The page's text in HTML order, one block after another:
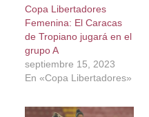
Copa Libertadores
Femenina: El Caracas
de Tropiano jugará en el
grupo A
septiembre 15, 2023
En «Copa Libertadores»